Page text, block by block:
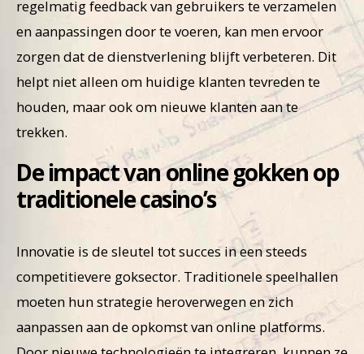
regelmatig feedback van gebruikers te verzamelen
en aanpassingen door te voeren, kan men ervoor
zorgen dat de dienstverlening blijft verbeteren. Dit
helpt niet alleen om huidige klanten tevreden te
houden, maar ook om nieuwe klanten aan te
trekken.
De impact van online gokken op
traditionele casino’s
Innovatie is de sleutel tot succes in een steeds
competitievere goksector. Traditionele speelhallen
moeten hun strategie heroverwegen en zich
aanpassen aan de opkomst van online platforms.